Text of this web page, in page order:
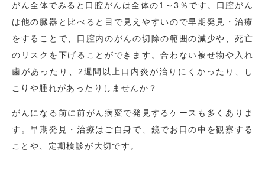
がん全体でみると口腔がんは全体の1 ～3％です。口腔がん
は他の臓器と比べると目で見えやすいので早期発見・治療
をすることで、口腔内のがんの切除の範囲の減少や、死亡
のリスクを下げることができます。合わない被せ物や入れ
歯があったり、2週間以上口内炎が治りにくかったり、し
こりや腫れがあったりしませんか？
がんになる前に前がん病変で発見するケースも多くありま
す。早期発見・治療はご自身で、鏡でお口の中を観察する
ことや、定期検診が大切です。